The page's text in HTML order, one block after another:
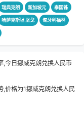
瑞典克朗 新加坡元 泰国铢
哈萨克斯坦 坚戈 匈牙利福林
,今日挪威克朗兑换人民币
,价格为1挪威克朗兑换人民